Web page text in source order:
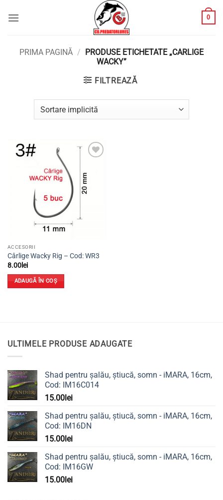
0
PRIMA PAGINĂ / PRODUSE ETICHETATE „CARLIGE
WACKY”
FILTREAZĂ
favorite
ACCESORII
Cârlige Wacky Rig – Cod: WR3
8.00lei
ADAUGĂ ÎN COȘ
ULTIMELE PRODUSE ADAUGATE
Shad pentru șalău, știucă, somn - iMARA, 16cm,
Cod: IM16C014
15.00lei
Shad pentru șalău, știucă, somn - iMARA, 16cm,
Cod: IM16DN
15.00lei
Shad pentru șalău, știucă, somn - iMARA, 16cm,
Cod: IM16GW
15.00lei